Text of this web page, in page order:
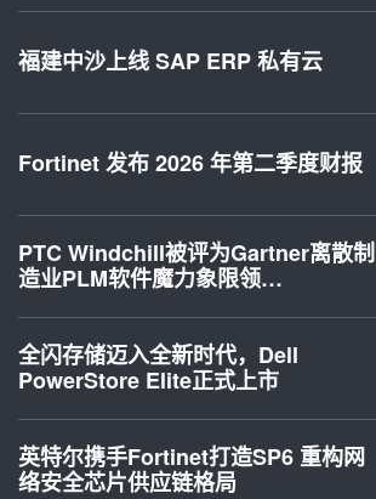
福建中沙上线 SAP ERP 私有云
Fortinet 发布 2026 年第二季度财报
PTC Windchill被评为Gartner离散制
造业PLM软件魔力象限领…
全闪存储迈入全新时代，Dell
PowerStore Elite正式上市
英特尔携手Fortinet打造SP6 重构网
络安全芯片供应链格局